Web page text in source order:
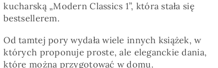
Kuchnie świata
SKLEP
kucharską „Modern Classics 1”, która stała się
bestsellerem.
Od tamtej pory wydała wiele innych książek, w
których proponuje proste, ale eleganckie dania,
które można przygotować w domu.